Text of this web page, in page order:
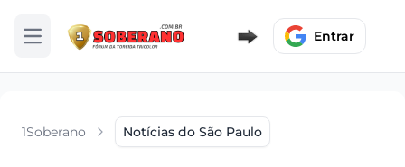
Abrir menu Entrar
1Soberano Notícias do São Paulo